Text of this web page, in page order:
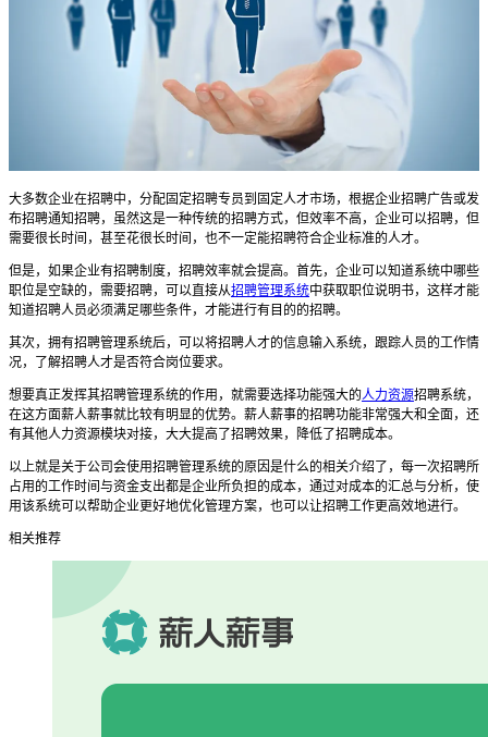
大多数企业在招聘中，分配固定招聘专员到固定人才市场，根据企业招聘广告或发
布招聘通知招聘，虽然这是一种传统的招聘方式，但效率不高，企业可以招聘，但
需要很长时间，甚至花很长时间，也不一定能招聘符合企业标准的人才。
但是，如果企业有招聘制度，招聘效率就会提高。首先，企业可以知道系统中哪些
职位是空缺的，需要招聘，可以直接从招聘管理系统中获取职位说明书，这样才能
知道招聘人员必须满足哪些条件，才能进行有目的的招聘。
其次，拥有招聘管理系统后，可以将招聘人才的信息输入系统，跟踪人员的工作情
况，了解招聘人才是否符合岗位要求。
想要真正发挥其招聘管理系统的作用，就需要选择功能强大的人力资源招聘系统，
在这方面薪人薪事就比较有明显的优势。 薪人薪事的招聘功能非常强大和全面，还
有其他人力资源模块对接，大大提高了招聘效果，降低了招聘成本。
以上就是关于公司会使用招聘管理系统的原因是什么的相关介绍了，每一次招聘所
占用的工作时间与资金支出都是企业所负担的成本，通过对成本的汇总与分析，使
用该系统可以帮助企业更好地优化管理方案，也可以让招聘工作更高效地进行。
相关推荐